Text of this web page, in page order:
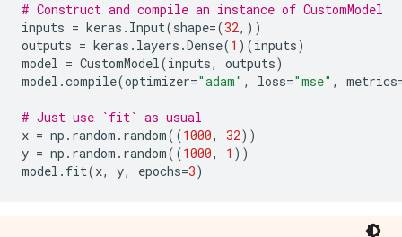
# Construct and compile an instance of CustomModel
inputs = keras . Input(shape=(32,))
outputs = keras . layers .Dense(1 )(inputs)
model = CustomModel(inputs, outputs)
model .compile(optimizer="adam" , loss="mse" , metrics
# Just use `fit` as usual
x = np . random . random((1000, 32))
y = np . random . random((1000, 1 ))
model . fit(x, y, epochs=3)